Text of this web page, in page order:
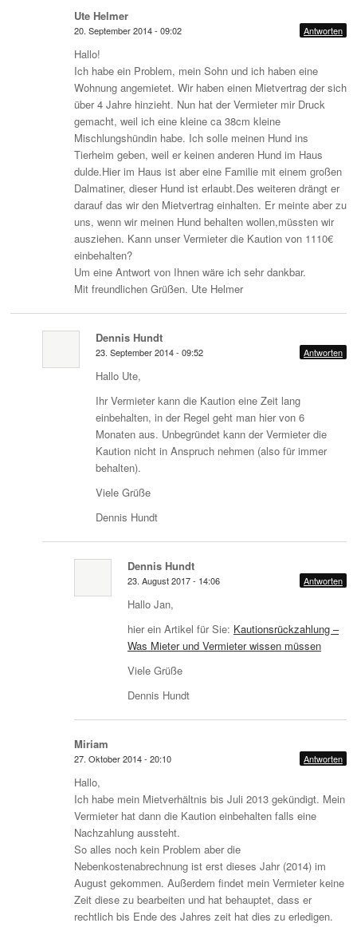
Ute Helmer
20. September 2014 - 09:02 Antworten
Hallo!
Ich habe ein Problem, mein Sohn und ich haben eine
Wohnung angemietet. Wir haben einen Mietvertrag der sich
über 4 Jahre hinzieht. Nun hat der Vermieter mir Druck
gemacht, weil ich eine kleine ca 38cm kleine
Mischlungshündin habe. Ich solle meinen Hund ins
Tierheim geben, weil er keinen anderen Hund im Haus
dulde.Hier im Haus ist aber eine Familie mit einem großen
Dalmatiner, dieser Hund ist erlaubt.Des weiteren drängt er
darauf das wir den Mietvertrag einhalten. Er meinte aber zu
uns, wenn wir meinen Hund behalten wollen,müssten wir
ausziehen. Kann unser Vermieter die Kaution von 1110€
einbehalten?
Um eine Antwort von Ihnen wäre ich sehr dankbar.
Mit freundlichen Grüßen. Ute Helmer
Dennis Hundt
23. September 2014 - 09:52 Antworten
Hallo Ute,
Ihr Vermieter kann die Kaution eine Zeit lang
einbehalten, in der Regel geht man hier von 6
Monaten aus. Unbegründet kann der Vermieter die
Kaution nicht in Anspruch nehmen (also für immer
behalten).
Viele Grüße
Dennis Hundt
Dennis Hundt
23. August 2017 - 14:06 Antworten
Hallo Jan,
hier ein Artikel für Sie: Kautionsrückzahlung –
Was Mieter und Vermieter wissen müssen
Viele Grüße
Dennis Hundt
Miriam
27. Oktober 2014 - 20:10 Antworten
Hallo,
Ich habe mein Mietverhältnis bis Juli 2013 gekündigt. Mein
Vermieter hat dann die Kaution einbehalten falls eine
Nachzahlung aussteht.
So alles noch kein Problem aber die
Nebenkostenabrechnung ist erst dieses Jahr (2014) im
August gekommen. Außerdem findet mein Vermieter keine
Zeit diese zu bearbeiten und hat behauptet, dass er
rechtlich bis Ende des Jahres zeit hat dies zu erledigen.